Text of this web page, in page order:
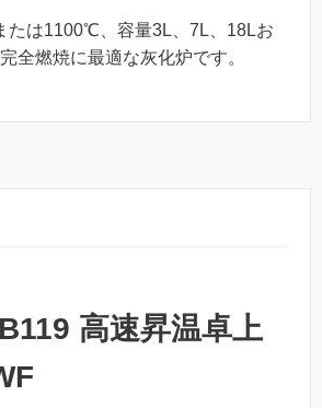
たは1100℃、容量3L、7L、18Lお
全燃焼に最適な灰化炉です。
高速昇温卓上